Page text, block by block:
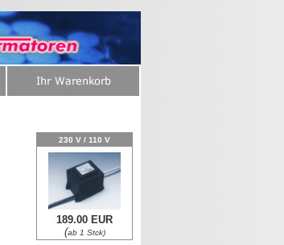
230 V / 110 V
189.00 EUR
(ab 1 Stck)